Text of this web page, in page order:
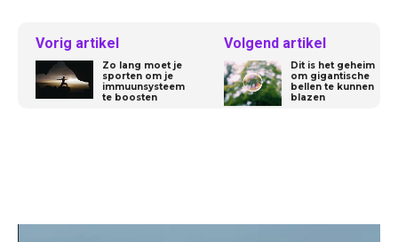
Vorig artikel
Zo lang moet je
sporten om je
immuunsysteem
te boosten
Volgend artikel
Dit is het geheim
om gigantische
bellen te kunnen
blazen